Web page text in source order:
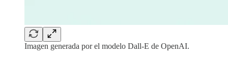
Imagen generada por el modelo Dall-E de OpenAI.